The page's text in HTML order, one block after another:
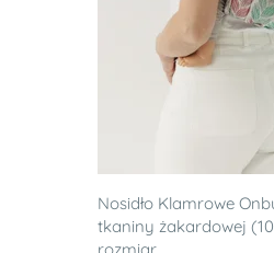
Nosidło Klamrowe
tkaniny żakardowej